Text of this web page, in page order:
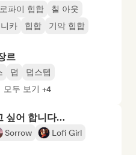
파이 힙합
칠 아웃
카 힙합
기악 힙합
르
덥
덥스텝
모두 보기 +4
싶어 합니다…
Sorrow
Lofi Girl